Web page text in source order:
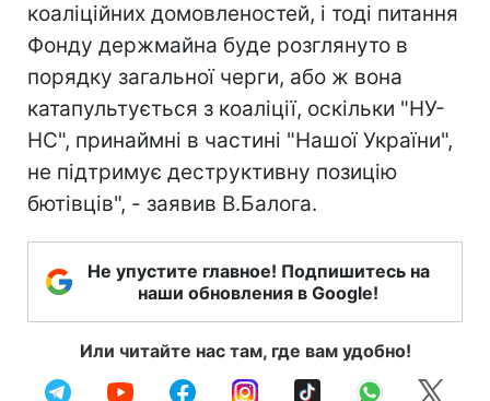
коаліційних домовленостей, і тоді питання
Фонду держмайна буде розглянуто в
порядку загальної черги, або ж вона
катапультується з коаліції, оскільки "НУ-
НС", принаймні в частині "Нашої України",
не підтримує деструктивну позицію
бютівців", - заявив В.Балога.
Не упустите главное! Подпишитесь на
наши обновления в Google!
Или читайте нас там, где вам удобно!